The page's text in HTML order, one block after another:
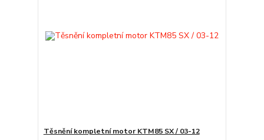
Těsnění kompletní motor KTM85 SX / 03-12